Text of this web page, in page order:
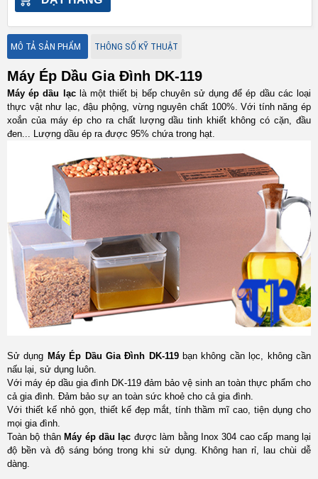
MÔ TẢ SẢN PHẨM THÔNG SỐ KỸ THUẬT
Máy Ép Dầu Gia Đình DK-119
Máy ép dầu lạc là một thiết bị bếp chuyên sử dụng để ép dầu các loại
thực vật như lạc, đậu phộng, vừng nguyên chất 100%. Với tính năng ép
xoắn của máy ép cho ra chất lượng dầu tinh khiết không có cặn, đầu
đen... Lượng dầu ép ra được 95% chứa trong hạt.
Sử dụng Máy Ép Dầu Gia Đình DK-119bạn không cần lọc, không cần
nấu lại, sử dụng luôn.
Với máy ép dầu gia đình DK-119 đảm bảo vệ sinh an toàn thực phẩm cho
cả gia đình. Đảm bảo sự an toàn sức khoẻ cho cả gia đình.
Với thiết kế nhỏ gọn, thiết kế đẹp mắt, tính thầm mĩ cao, tiện dụng cho
mọi gia đình.
Toàn bộ thân Máy ép dầu lạc được làm bằng Inox 304 cao cấp mang lại
độ bền và độ sáng bóng trong khi sử dụng. Không han rỉ, lau chùi dễ
dàng.